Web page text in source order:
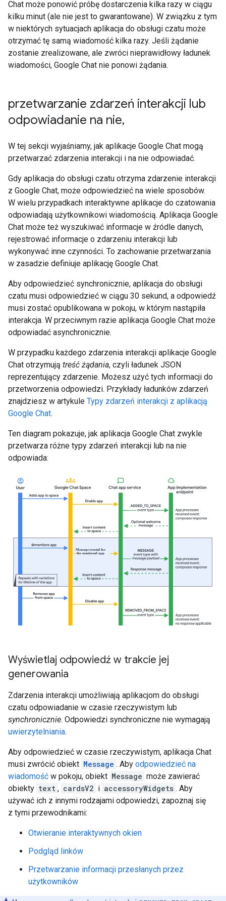
Chat może ponowić próbę dostarczenia kilka razy w ciągu
kilku minut (ale nie jest to gwarantowane). W związku z tym
w niektórych sytuacjach aplikacja do obsługi czatu może
otrzymać tę samą wiadomość kilka razy. Jeśli żądanie
zostanie zrealizowane, ale zwróci nieprawidłowy ładunek
wiadomości, Google Chat nie ponowi żądania.
przetwarzanie zdarzeń interakcji lub
odpowiadanie na nie,
W tej sekcji wyjaśniamy, jak aplikacje Google Chat mogą
przetwarzać zdarzenia interakcji i na nie odpowiadać.
Gdy aplikacja do obsługi czatu otrzyma zdarzenie interakcji
z Google Chat, może odpowiedzieć na wiele sposobów.
W wielu przypadkach interaktywne aplikacje do czatowania
odpowiadają użytkownikowi wiadomością. Aplikacja Google
Chat może też wyszukiwać informacje w źródle danych,
rejestrować informacje o zdarzeniu interakcji lub
wykonywać inne czynności. To zachowanie przetwarzania
w zasadzie definiuje aplikację Google Chat.
Aby odpowiedzieć synchronicznie, aplikacja do obsługi
czatu musi odpowiedzieć w ciągu 30 sekund, a odpowiedź
musi zostać opublikowana w pokoju, w którym nastąpiła
interakcja. W przeciwnym razie aplikacja Google Chat może
odpowiadać asynchronicznie.
W przypadku każdego zdarzenia interakcji aplikacje Google
Chat otrzymują treść żądania, czyli ładunek JSON
reprezentujący zdarzenie. Możesz użyć tych informacji do
przetworzenia odpowiedzi. Przykłady ładunków zdarzeń
znajdziesz w artykule Typy zdarzeń interakcji z aplikacją
Google Chat.
Ten diagram pokazuje, jak aplikacja Google Chat zwykle
przetwarza różne typy zdarzeń interakcji lub na nie
odpowiada:
Wyświetlaj odpowiedź w trakcie jej
generowania
Zdarzenia interakcji umożliwiają aplikacjom do obsługi
czatu odpowiadanie w czasie rzeczywistym lub
synchronicznie. Odpowiedzi synchroniczne nie wymagają
uwierzytelniania.
Aby odpowiedzieć w czasie rzeczywistym, aplikacja Chat
musi zwrócić obiekt Message . Aby odpowiedzieć na
wiadomość w pokoju, obiekt Message może zawierać
obiekty text , cardsV2 i accessoryWidgets . Aby
używać ich z innymi rodzajami odpowiedzi, zapoznaj się
z tymi przewodnikami:
Otwieranie interaktywnych okien
Podgląd linków
Przetwarzanie informacji przesłanych przez
użytkowników